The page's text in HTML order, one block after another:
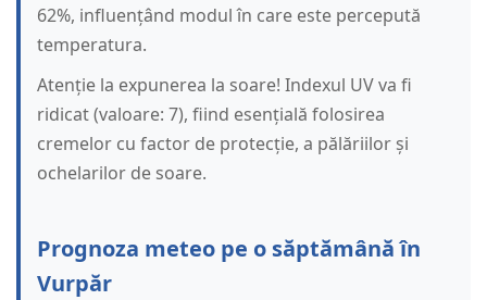
62%, influențând modul în care este percepută
temperatura.
Atenție la expunerea la soare! Indexul UV va fi
ridicat (valoare: 7), fiind esențială folosirea
cremelor cu factor de protecție, a pălăriilor și
ochelarilor de soare.
Prognoza meteo pe o săptămână în
Vurpăr